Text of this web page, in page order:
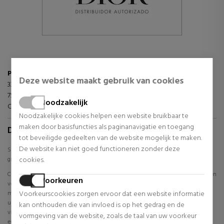
Deze website maakt gebruik van cookies
Noodzakelijk
Noodzakelijke cookies helpen een website bruikbaar te
maken door basisfuncties als paginanavigatie en toegang
tot beveiligde gedeelten van de website mogelijk te maken.
De website kan niet goed functioneren zonder deze
cookies.
Voorkeuren
Voorkeurscookies zorgen ervoor dat een website informatie
kan onthouden die van invloed is op het gedrag en de
vormgeving van de website, zoals de taal van uw voorkeur
Parfums Christian Dior
33 Avenue Hoche
75008 PARÍS
Contacto:https://www.dior.com/es_es/beauty/contact-parfum
DIOR
Shop online voor Dior parfums, cosmetica en make-up tegen grote kortingen. De
grootste selectie van Dior-producten en al het laatste nieuws.
Christian Dior richtte zijn modemerk op in 1946. Sindsdien ontwerpt, produceert en
verkoopt hij trendy artikelen en accessoires zoals schoenen, juwelen en horloges,
maar ook cosmetica, parfums, gezichtsverzorgingsbehandelingen en make-
upartikelen. Dior wordt gekenmerkt door zijn elegante en selecte stijl. In Sabina
vindt u een ruim assortiment Dior make-up, cosmetica en parfumerie voor hem
en haar. Vind alles wat u nodig hebt om uw gezicht er gezond en stralend uit te